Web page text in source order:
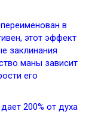
в
этот эффект
заклинания
маны зависит
его
200% от духа